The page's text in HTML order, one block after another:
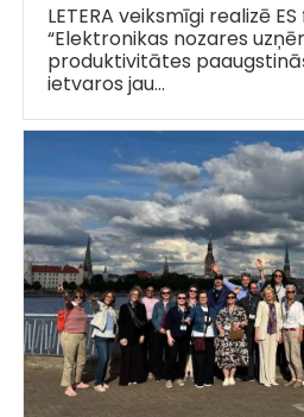
LETERA veiksmīgi realizē
“Elektronikas nozares
produktivitātes
ietvaros jau…